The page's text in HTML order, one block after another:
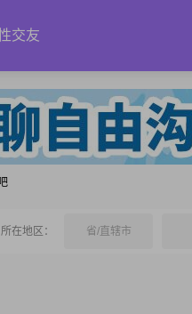
交友
所在地区： 省/直辖市